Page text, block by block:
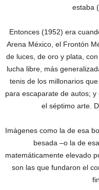
estaba
Entonces (1952) era
Arena México, el Frontón
de luces, de oro y plata,
lucha libre, más
tenis de los millonarios
para escaparate de autos; y
el séptimo arte.
Imágenes como la de esa
besada –o la de
matemáticamente elevado
son las que fundaron el